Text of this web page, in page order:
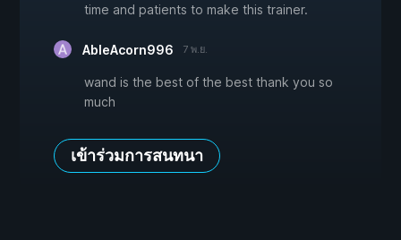
time and patients to make this trainer.
AbleAcorn996 7 พ.ย.
wand is the best of the best thank you so
much
เข้าร่วมการสนทนา